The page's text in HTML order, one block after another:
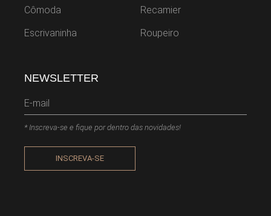
Cômoda
Escrivaninha
Recamier
Roupeiro
NEWSLETTER
* Inscreva-se e fique por dentro das novidades!
INSCREVA-SE